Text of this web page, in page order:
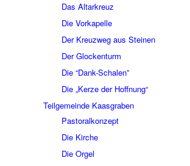
Das Altarkreuz
Die Vorkapelle
Der Kreuzweg aus Steinen
Der Glockenturm
Die “Dank-Schalen”
Die „Kerze der Hoffnung“
Teilgemeinde Kaasgraben
Pastoralkonzept
Die Kirche
Die Orgel